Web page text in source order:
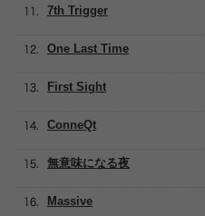
7th Trigger
One Last Time
First Sight
ConneQt
無意味になる夜
Massive